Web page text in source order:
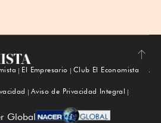
Subir
El Empresario
Club El Economista
Aviso de Privacidad Integral
Global